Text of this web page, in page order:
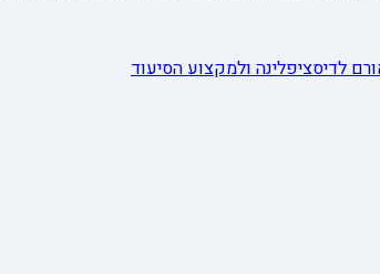
לדיסציפלינה ולמקצוע הסיעוד